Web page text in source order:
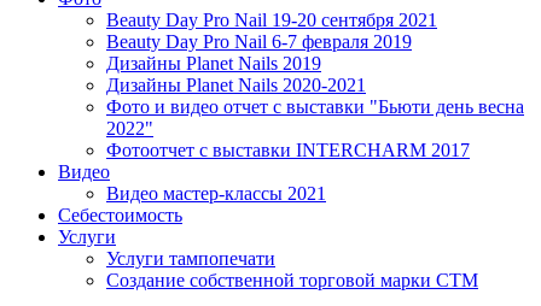
Beauty Day Pro Nail 19-20 сентября 2021
Beauty Day Pro Nail 6-7 февраля 2019
Дизайны Planet Nails 2019
Дизайны Planet Nails 2020-2021
Фото и видео отчет с выставки "Бьюти день весна
2022"
Фотоотчет с выставки INTERCHARM 2017
Видео
Видео мастер-классы 2021
Себестоимость
Услуги
Услуги тампопечати
Создание собственной торговой марки СТМ